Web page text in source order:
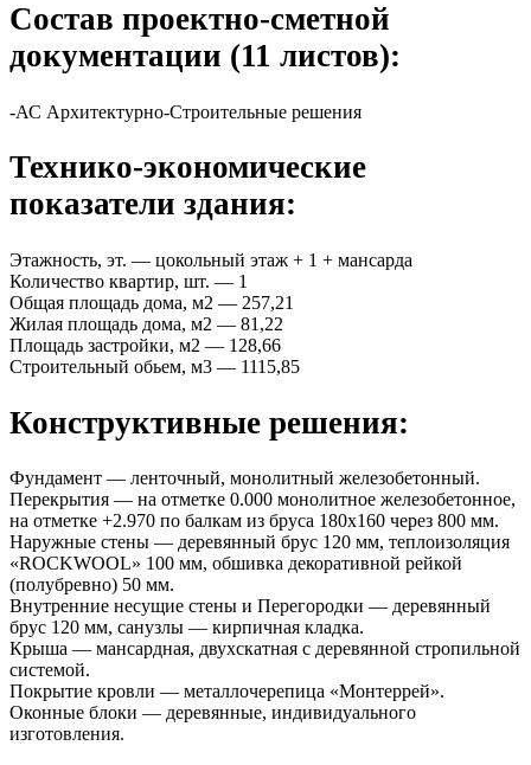
Состав проектно-сметной
документации (11 листов):
-АС Архитектурно-Строительные решения
Технико-экономические
показатели здания:
Этажность, эт. — цокольный этаж + 1 + мансарда
Количество квартир, шт. — 1
Общая площадь дома, м2 — 257,21
Жилая площадь дома, м2 — 81,22
Площадь застройки, м2 — 128,66
Строительный обьем, м3 — 1115,85
Конструктивные решения:
Фундамент — ленточный, монолитный железобетонный.
Перекрытия — на отметке 0.000 монолитное железобетонное,
на отметке +2.970 по балкам из бруса 180х160 через 800 мм.
Наружные стены — деревянный брус 120 мм, теплоизоляция
«ROCKWOOL» 100 мм, обшивка декоративной рейкой
(полубревно) 50 мм.
Внутренние несущие стены и Перегородки — деревянный
брус 120 мм, санузлы — кирпичная кладка.
Крыша — мансардная, двухскатная с деревянной стропильной
системой.
Покрытие кровли — металлочерепица «Монтеррей».
Оконные блоки — деревянные, индивидуального
изготовления.